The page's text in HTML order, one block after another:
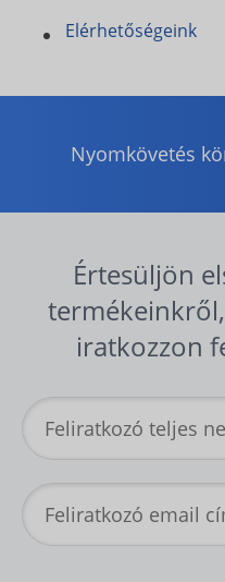
Elérhetőségeink
Nyomkövetés
Értesüljön
iratkozzon